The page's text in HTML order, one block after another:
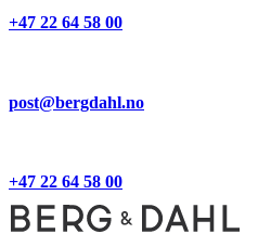
+47 22 64 58 00
post@bergdahl.no
+47 22 64 58 00